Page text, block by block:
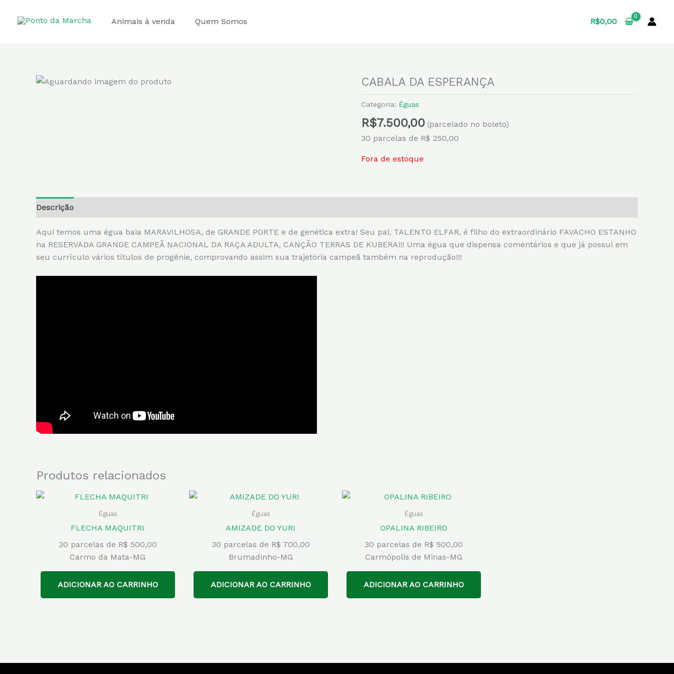
Animais à venda Quem Somos R$0,00
CABALA DA ESPERANÇA
Categoria: Éguas
R$7.500,00 (parcelado no boleto)
30 parcelas de R$ 250,00
Fora de estoque
Descrição
Aqui temos uma égua baia MARAVILHOSA, de GRANDE PORTE e de genética extra! Seu pai, TALENTO ELFAR, é filho do extraordinário FAVACHO ESTANHO
na RESERVADA GRANDE CAMPEÃ NACIONAL DA RAÇA ADULTA, CANÇÃO TERRAS DE KUBERA!!! Uma égua que dispensa comentários e que já possui em
seu currículo vários títulos de progênie, comprovando assim sua trajetória campeã também na reprodução!!!
Produtos relacionados
Éguas
FLECHA MAQUITRI
30 parcelas de R$ 500,00
Carmo da Mata-MG
ADICIONAR AO CARRINHO
Éguas
AMIZADE DO YURI
30 parcelas de R$ 700,00
Brumadinho-MG
ADICIONAR AO CARRINHO
Éguas
OPALINA RIBEIRO
30 parcelas de R$ 500,00
Carmópolis de Minas-MG
ADICIONAR AO CARRINHO